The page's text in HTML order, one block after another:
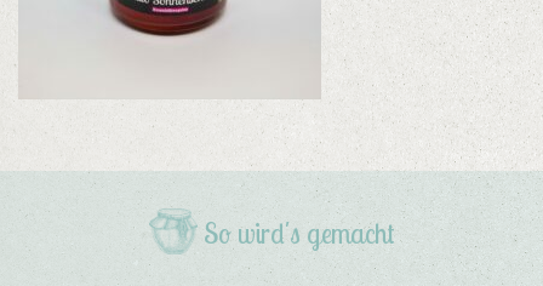
So wird's gemacht